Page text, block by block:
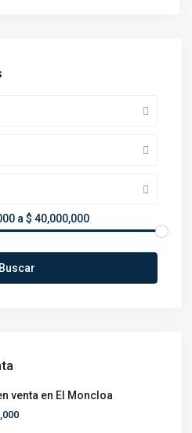
a $ 40,000,000
Buscar
venta en El Moncloa